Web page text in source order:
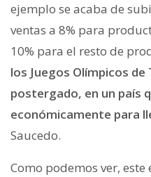
ejemplo se acaba de
ventas a 8% para
10% para el resto de
los Juegos Olímpicos de
postergado, en un país
económicamente para
Saucedo.
Como podemos ver,